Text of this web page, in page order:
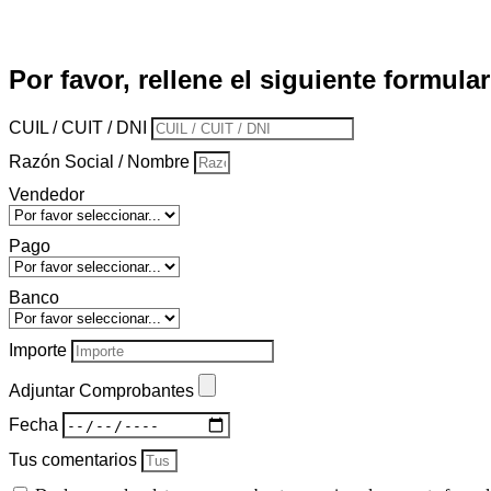
Por favor, rellene el siguiente
CUIL / CUIT / DNI
Razón Social / Nombre
Vendedor
Pago
Banco
Importe
Adjuntar Comprobantes
Fecha
Tus comentarios